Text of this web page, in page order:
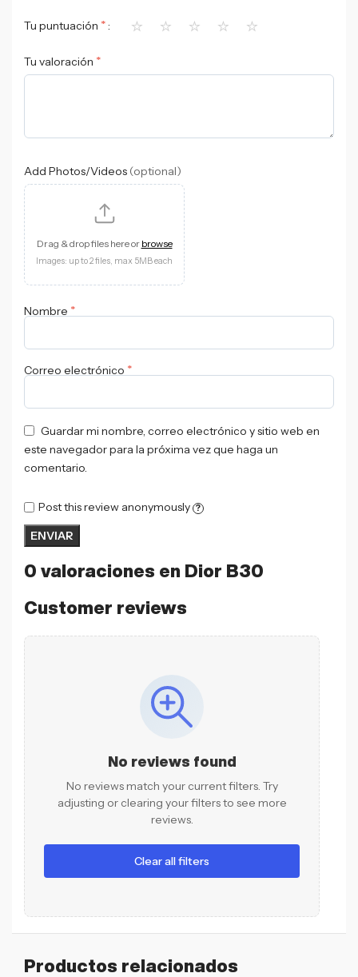
0 valoraciones en Dior B30
Customer reviews
No reviews found
No reviews match your current filters. Try
adjusting or clearing your filters to see more
reviews.
Clear all filters
Tu puntuación * ⭐ ⭐ ⭐ ⭐ ⭐
Tu valoración *
Add Photos/Videos (optional)
Drag & drop files here or browse
Images: up to 2 files, max 5MB each
Nombre *
Correo electrónico *
Guardar mi nombre, correo electrónico y sitio web en
este navegador para la próxima vez que haga un
comentario.
Post this review anonymously ?
Productos relacionados